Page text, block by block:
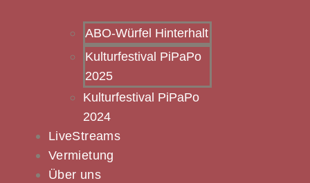
ABO-Würfel Hinterhalt
Kulturfestival PiPaPo
2025
Kulturfestival PiPaPo
2024
LiveStreams
Vermietung
Über uns